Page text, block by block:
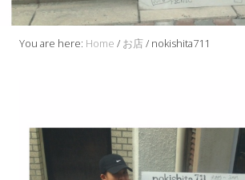
の
京You are here: Home / お店/ nokishita711